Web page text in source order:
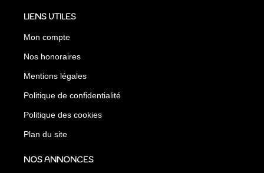
LIENS UTILES
Mon compte
Nos honoraires
Mentions légales
Politique de confidentialité
Politique des cookies
Plan du site
NOS ANNONCES